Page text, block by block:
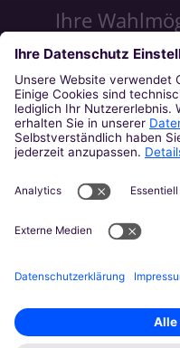
Ihre
Wir möchten Ihnen ein
Dazu verwenden wir
unserer Website
verwenden wir auch
zur Anzeige externer
über Soundcloud,
selbst entscheiden,
Bitte beachten Sie,
womöglich nicht mehr
Verfügung stehen.
Datenschutzerklärung.
Datenschutzerklärung